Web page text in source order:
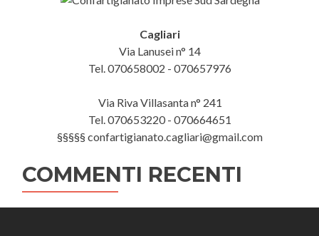
Cagliari
Via Lanusei n° 14
Tel. 070658002 - 070657976
Via Riva Villasanta n° 241
Tel. 070653220 - 070664651
§§§§§ confartigianato.cagliari@gmail.com
COMMENTI RECENTI